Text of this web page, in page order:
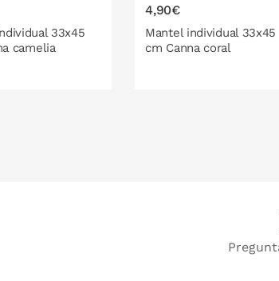
33x45
camelia
4,90€
Mantel individual 33x45
cm Canna coral